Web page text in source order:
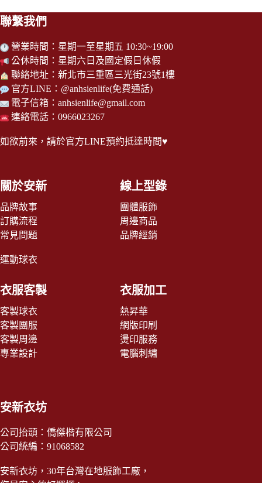
ok r
Li ng
聯繫我們
營業時間：星期一至星期五 10:30~19:00
公休時間：星期六日及國定假日休假
聯絡地址：新北市三重區三光街23號1樓
官方LINE： @anhsienlife(免費通話)
電子信箱： anhsienlife@gmail.com
連絡電話：0966023267
如欲前來，請於官方LINE預約抵達時間♥
關於安新 線上型錄
品牌故事
訂購流程
常見問題
運動球衣
團體服飾
周邊商品
品牌經銷
衣服客製 衣服加工
客製球衣
客製團服
客製周邊
專業設計
熱昇華
網版印刷
燙印服務
電腦刺繡
安新衣坊
公司抬頭：僑傑楷有限公司
公司統編：91068582
安新衣坊，30年台灣在地服飾工廠，